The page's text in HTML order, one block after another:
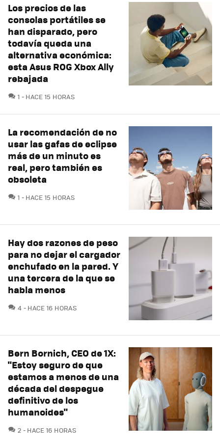
Los precios de las
consolas portátiles se
han disparado, pero
todavía queda una
alternativa económica:
esta Asus ROG Xbox Ally
rebajada
1 COMENTARIOS
HACE 15 HORAS
La recomendación de no
usar las gafas de eclipse
más de un minuto es
real, pero también es
obsoleta
1 COMENTARIOS
HACE 15 HORAS
Hay dos razones de peso
para no dejar el cargador
enchufado en la pared. Y
una tercera de la que se
habla menos
4 COMENTARIOS
HACE 16 HORAS
Bern Bornich, CEO de 1X:
"Estoy seguro de que
estamos a menos de una
década del despegue
definitivo de los
humanoides"
2 COMENTARIOS
HACE 16 HORAS